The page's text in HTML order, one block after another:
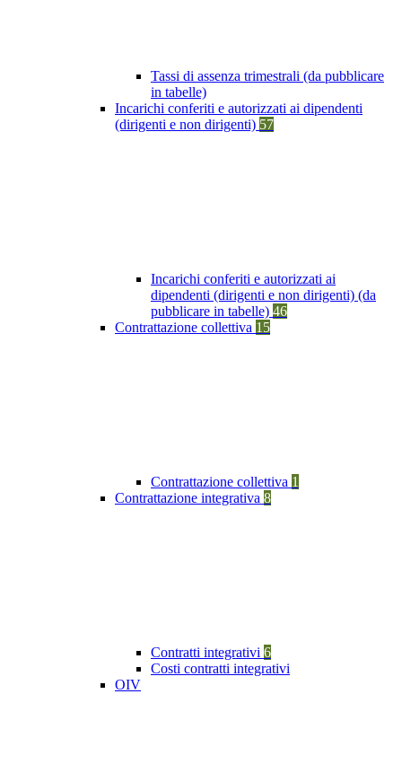
Tassi di assenza trimestrali (da pubblicare
in tabelle)
Incarichi conferiti e autorizzati ai dipendenti
(dirigenti e non dirigenti) 57
Incarichi conferiti e autorizzati ai
dipendenti (dirigenti e non dirigenti) (da
pubblicare in tabelle) 46
Contrattazione collettiva 15
Contrattazione collettiva 1
Contrattazione integrativa 8
Contratti integrativi 6
Costi contratti integrativi
OIV